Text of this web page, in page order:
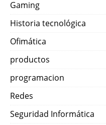
Gaming
Historia tecnológica
Ofimática
productos
programacion
Redes
Seguridad Informática